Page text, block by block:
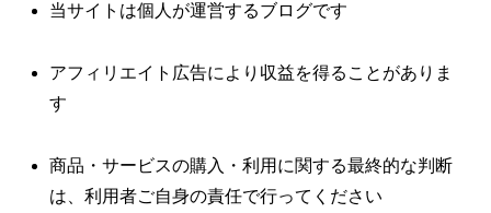
当サイトは個人が運営するブログです
アフィリエイト広告により収益を得ることがありま
す
商品・サービスの購入・利用に関する最終的な判断
は、利用者ご自身の責任で行ってください